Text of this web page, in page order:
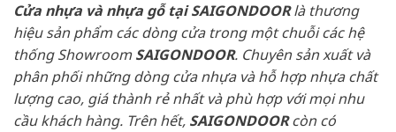
Cửa nhựa và nhựa gỗ tại SAIGONDOORlà thương
hiệu sản phẩm các dòng cửa trong một chuỗi các hệ
thống ShowroomSAIGONDOOR. Chuyên sản xuất và
phân phối những dòng cửa nhựa và hỗ hợp nhựa chất
lượng cao, giá thành rẻ nhất và phù hợp với mọi nhu
cầu khách hàng. Trên hết, SAIGONDOORcòn có